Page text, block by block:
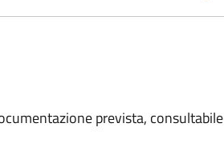
prevista, consultabile